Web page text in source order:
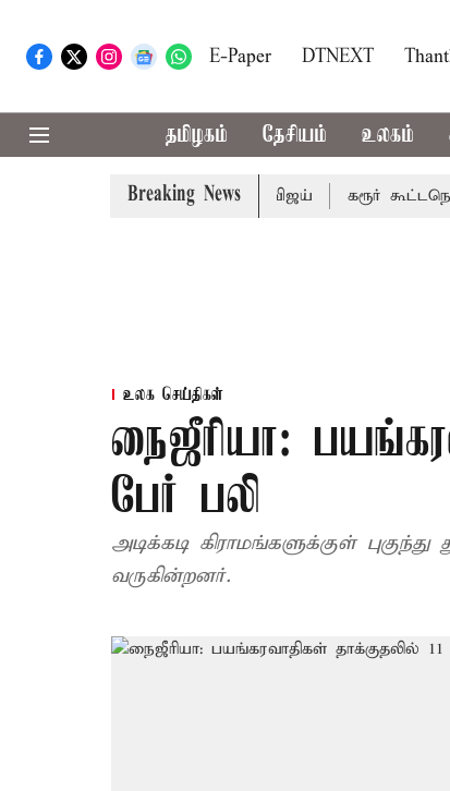
E-Paper DTNEXT
தமிழகம் தேசியம் உலகம்
Breaking News
பாதிக்கும்: முதல்-அமைச்சர் விஜய் கரூர்
உலக செய்திகள்
நைஜீரியா:
பேர் பலி
அடிக்கடி கிராமங்களுக்குள்
வருகின்றனர்.